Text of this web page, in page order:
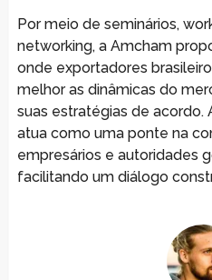
Por meio de seminários,
networking, a Amcham
onde exportadores
melhor as dinâmicas do
suas estratégias de acordo.
atua como uma ponte na
empresários e autoridades
facilitando um diálogo